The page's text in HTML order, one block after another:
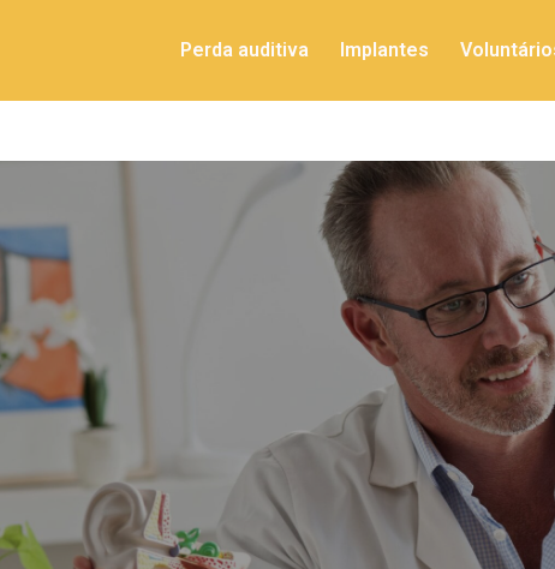
Perda auditiva Implantes